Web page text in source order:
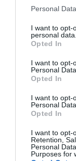
Please note that
not limited to
grant or deny
use your data for
consent section.
Personal
I want to opt-
personal data.
Opted In
I want to opt-
Personal Data.
Opted In
I want to opt-
Personal
Opted In
I want to opt-
Retention,
Personal
Purposes for
En un cazo